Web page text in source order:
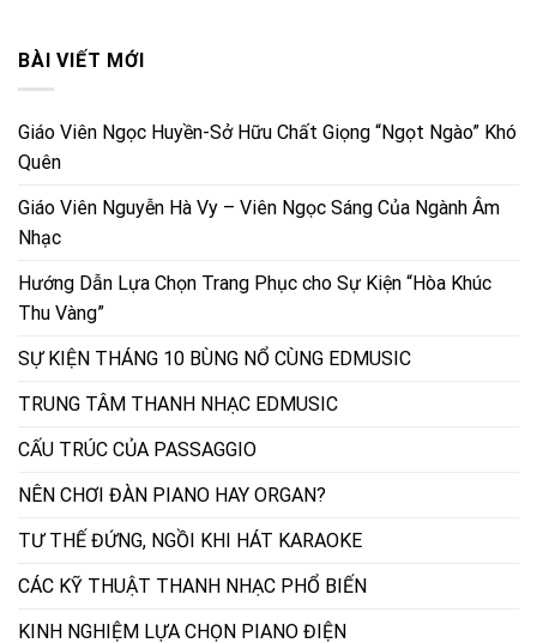
BÀI VIẾT MỚI
Giáo Viên Ngọc Huyền-Sở Hữu Chất Giọng “Ngọt Ngào” Khó
Quên
Giáo Viên Nguyễn Hà Vy – Viên Ngọc Sáng Của Ngành Âm
Nhạc
Hướng Dẫn Lựa Chọn Trang Phục cho Sự Kiện “Hòa Khúc
Thu Vàng”
SỰ KIỆN THÁNG 10 BÙNG NỔ CÙNG EDMUSIC
TRUNG TÂM THANH NHẠC EDMUSIC
CẤU TRÚC CỦA PASSAGGIO
NÊN CHƠI ĐÀN PIANO HAY ORGAN?
TƯ THẾ ĐỨNG, NGỒI KHI HÁT KARAOKE
CÁC KỸ THUẬT THANH NHẠC PHỔ BIẾN
KINH NGHIỆM LỰA CHỌN PIANO ĐIỆN